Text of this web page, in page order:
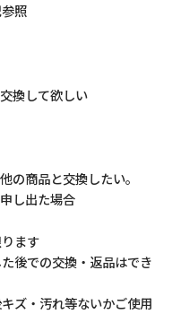
照
換して欲しい
の商品と交換したい。
し出た場合
ます
後での交換・返品はでき
ズ・汚れ等ないかご使用